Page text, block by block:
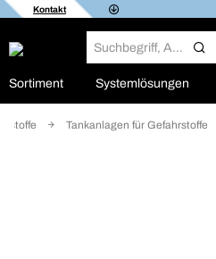
Kontakt
Sortiment Systemlösungen
Tankanlagen für Gefahrstoffe